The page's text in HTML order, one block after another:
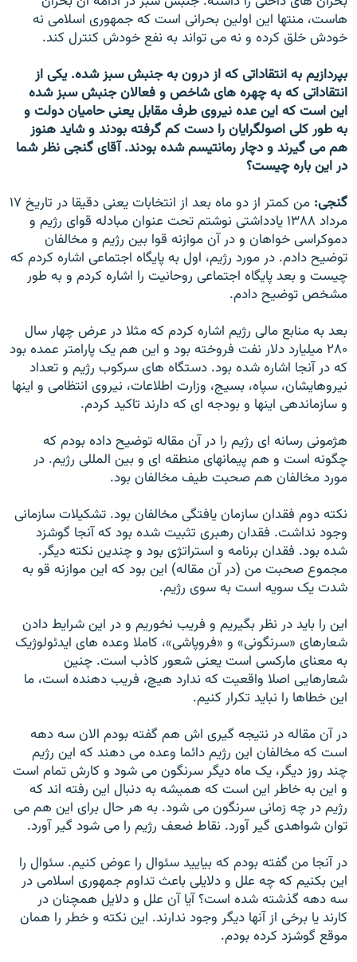
هاست، منتها اين اولين بحرانی است که جمهوری اسلامی نه
خودش خلق کرده و نه می تواند به نفع خودش کنترل کند.
بپردازيم به انتقاداتی که از درون به جنبش سبز شده. يکی از
انتقاداتی که به چهره های شاخص و فعالان جنبش سبز شده
اين است که اين عده نيروی طرف مقابل يعنی حاميان دولت و
به طور کلی اصولگرايان را دست کم گرفته بودند و شايد هنوز
هم می گيرند و دچار رمانتيسم شده بودند. آقای گنجی نظر شما
در اين باره چيست؟
گنجی:
من کمتر از دو ماه بعد از انتخابات يعنی دقيقا در تاريخ ۱۷
مرداد ۱۳۸۸ يادداشتی نوشتم تحت عنوان مبادله قوای رژيم و
دموکراسی خواهان و در آن موازنه قوا بين رژيم و مخالفان
توضيح دادم. در مورد رژيم، اول به پايگاه اجتماعی اشاره کردم که
چيست و بعد پايگاه اجتماعی روحانيت را اشاره کردم و به طور
مشخص توضيح دادم.
بعد به منابع مالی رژيم اشاره کردم که مثلا در عرض چهار سال
۲۸۰ ميليارد دلار نفت فروخته بود و اين هم يک پارامتر عمده بود
که در آنجا اشاره شده بود. دستگاه های سرکوب رژيم و تعداد
نيروهايشان، سپاه، بسيج، وزارت اطلاعات، نيروی انتظامی و اينها
و سازماندهی اينها و بودجه ای که دارند تاکيد کردم.
هژمونی رسانه ای رژيم را در آن مقاله توضيح داده بودم که
چگونه است و هم پيمانهای منطقه ای و بين المللی رژيم. در
مورد مخالفان هم صحبت طيف مخالفان بود.
نکته دوم فقدان سازمان يافتگی مخالفان بود. تشکيلات سازمانی
وجود نداشت. فقدان رهبری تثبيت شده بود که آنجا گوشزد
شده بود. فقدان برنامه و استراتژی بود و چندين نکته ديگر.
مجموع صحبت من (در آن مقاله) اين بود که اين موازنه قو به
شدت يک سويه است به سوی رژيم.
اين را بايد در نظر بگيريم و فريب نخوريم و در اين شرايط دادن
شعارهای «سرنگونی» و «فروپاشی»، کاملا وعده های ايدئولوژيک
به معنای مارکسی است يعنی شعور کاذب است. چنين
شعارهايی اصلا واقعيت که ندارد هيچ، فريب دهنده است، ما
اين خطاها را نبايد تکرار کنيم.
در آن مقاله در نتيجه گيری اش هم گفته بودم الان سه دهه
است که مخالفان اين رژيم دائما وعده می دهند که اين رژيم
چند روز ديگر، يک ماه ديگر سرنگون می شود و کارش تمام است
و اين به خاطر اين است که هميشه به دنبال اين رفته اند که
رژيم در چه زمانی سرنگون می شود. به هر حال برای اين هم می
توان شواهدی گير آورد. نقاط ضعف رژيم را می شود گير آورد.
در آنجا من گفته بودم که بياييد سئوال را عوض کنيم. سئوال را
اين بکنيم که چه علل و دلايلی باعث تداوم جمهوری اسلامی در
سه دهه گذشته شده است؟ آيا آن علل و دلايل همچنان در
کارند يا برخی از آنها ديگر وجود ندارند. اين نکته و خطر را همان
موقع گوشزد کرده بودم.